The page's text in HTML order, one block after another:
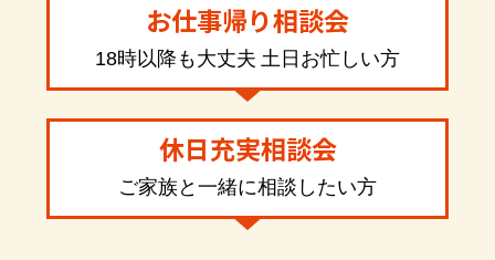
お仕事帰り相談会
18時以降も大丈夫 土日お忙しい方
休日充実相談会
ご家族と一緒に相談したい方